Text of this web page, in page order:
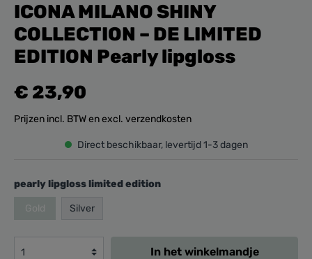
ICONA MILANO SHINY
COLLECTION – DE LIMITED
EDITION Pearly lipgloss
€ 23,90
Prijzen incl. BTW en excl. verzendkosten
Direct beschikbaar, levertijd 1-3 dagen
pearly lipgloss limited edition
Gold Silver
In het winkelmandje